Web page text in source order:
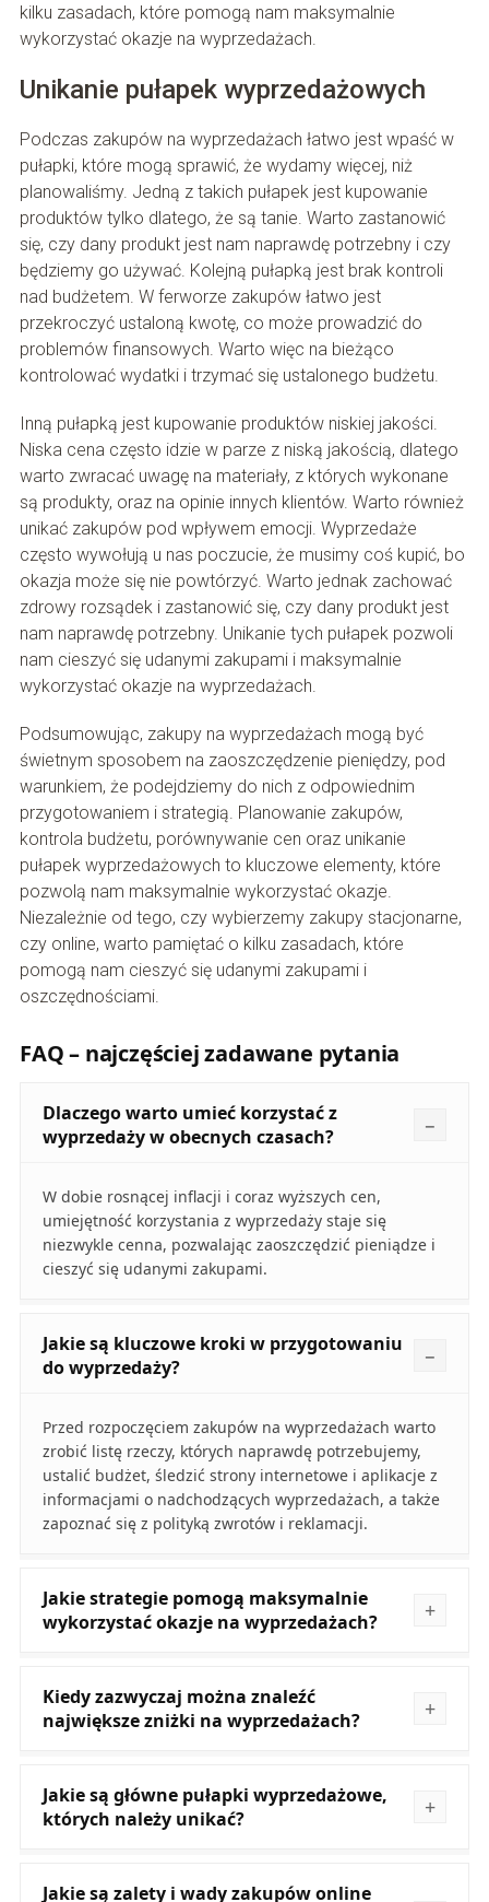
kilku zasadach, które pomogą nam maksymalnie
wykorzystać okazje na wyprzedażach.
Unikanie pułapek wyprzedażowych
Podczas zakupów na wyprzedażach łatwo jest wpaść w
pułapki, które mogą sprawić, że wydamy więcej, niż
planowaliśmy. Jedną z takich pułapek jest kupowanie
produktów tylko dlatego, że są tanie. Warto zastanowić
się, czy dany produkt jest nam naprawdę potrzebny i czy
będziemy go używać. Kolejną pułapką jest brak kontroli
nad budżetem. W ferworze zakupów łatwo jest
przekroczyć ustaloną kwotę, co może prowadzić do
problemów finansowych. Warto więc na bieżąco
kontrolować wydatki i trzymać się ustalonego budżetu.
Inną pułapką jest kupowanie produktów niskiej jakości.
Niska cena często idzie w parze z niską jakością, dlatego
warto zwracać uwagę na materiały, z których wykonane
są produkty, oraz na opinie innych klientów. Warto również
unikać zakupów pod wpływem emocji. Wyprzedaże
często wywołują u nas poczucie, że musimy coś kupić, bo
okazja może się nie powtórzyć. Warto jednak zachować
zdrowy rozsądek i zastanowić się, czy dany produkt jest
nam naprawdę potrzebny. Unikanie tych pułapek pozwoli
nam cieszyć się udanymi zakupami i maksymalnie
wykorzystać okazje na wyprzedażach.
Podsumowując, zakupy na wyprzedażach mogą być
świetnym sposobem na zaoszczędzenie pieniędzy, pod
warunkiem, że podejdziemy do nich z odpowiednim
przygotowaniem i strategią. Planowanie zakupów,
kontrola budżetu, porównywanie cen oraz unikanie
pułapek wyprzedażowych to kluczowe elementy, które
pozwolą nam maksymalnie wykorzystać okazje.
Niezależnie od tego, czy wybierzemy zakupy stacjonarne,
czy online, warto pamiętać o kilku zasadach, które
pomogą nam cieszyć się udanymi zakupami i
oszczędnościami.
FAQ – najczęściej zadawane pytania
Dlaczego warto umieć korzystać z
wyprzedaży w obecnych czasach?
W dobie rosnącej inflacji i coraz wyższych cen,
umiejętność korzystania z wyprzedaży staje się
niezwykle cenna, pozwalając zaoszczędzić pieniądze i
cieszyć się udanymi zakupami.
Jakie są kluczowe kroki w przygotowaniu
do wyprzedaży?
Przed rozpoczęciem zakupów na wyprzedażach warto
zrobić listę rzeczy, których naprawdę potrzebujemy,
ustalić budżet, śledzić strony internetowe i aplikacje z
informacjami o nadchodzących wyprzedażach, a także
zapoznać się z polityką zwrotów i reklamacji.
Jakie strategie pomogą maksymalnie
wykorzystać okazje na wyprzedażach?
Kiedy zazwyczaj można znaleźć
największe zniżki na wyprzedażach?
Jakie są główne pułapki wyprzedażowe,
których należy unikać?
Jakie są zalety i wady zakupów online